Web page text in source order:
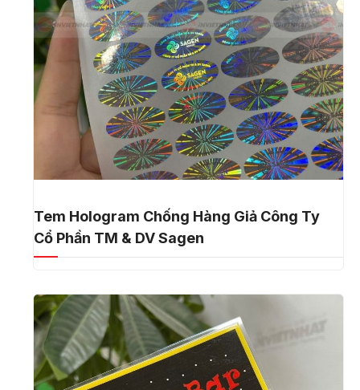
Tem Hologram Chống Hàng Giả Công Ty
Cổ Phần TM & DV Sagen